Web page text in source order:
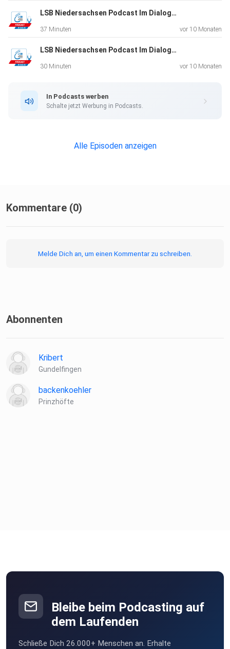
Bei Fragen können Sie eine Mail an folgende Adresse
schicken:
LSB Niedersachsen Podcast Im Dialog. Folge 26. Zu Gast: Stefan Wessels
37 Minuten vor 10 Monaten
LSB Niedersachsen Podcast Im Dialog. Folge 25. Zu Gast: Bernd Wedemeyer-Kolwe
30 Minuten vor 10 Monaten
In Podcasts werben
Schalte jetzt Werbung in Podcasts.
Alle Episoden anzeigen
Kommentare (0)
Melde Dich an, um einen Kommentar zu schreiben.
Abonnenten
Kribert
Gundelfingen
backenkoehler
Prinzhöfte
Bleibe beim Podcasting auf
dem Laufenden
Schließe Dich 26.000+ Menschen an. Erhalte